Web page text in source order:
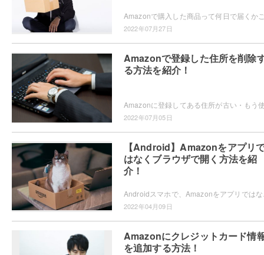
2022年07月27日
Amazonで登録した住所を削除
る方法を紹介！
2022年07月05日
【Android】Amazonをアプリ
はなくブラウザで開く方法を紹
介！
2022年04月09日
Amazonにクレジットカード情
を追加する方法！